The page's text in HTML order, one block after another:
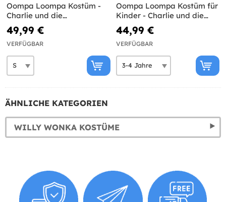
Oompa Loompa Kostüm -
Charlie und die
Schokoladenfabrik
49,99 €
VERFÜGBAR
Oompa Loompa Kostüm für
Kinder - Charlie und die
Schokoladenfabrik
44,99 €
VERFÜGBAR
ÄHNLICHE KATEGORIEN
WILLY WONKA KOSTÜME